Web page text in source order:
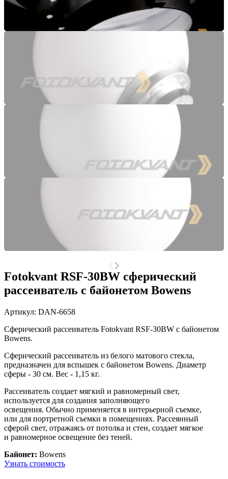
Fotokvant RSF-30BW сферический
рассеиватель с байонетом Bowens
Артикул: DAN-6658
Сферический рассеиватель Fotokvant RSF-30BW с байонетом
Bowens.
Сферический рассеиватель из белого матового стекла,
предназначен для вспышек c байонетом Bowens. Диаметр
сферы - 30 см. Вес - 1,15 кг.
Рассеиватель создает мягкий и равномерный свет,
используется для создания заполняющего
освещения. Обычно применяется в интерьерной съемке,
или для портретной съемки в помещениях. Рассеянный
сферой свет, отражаясь от потолка и стен, создает мягкое
и равномерное освещение без теней.
Байонет: Bowens
Узнать стоимость